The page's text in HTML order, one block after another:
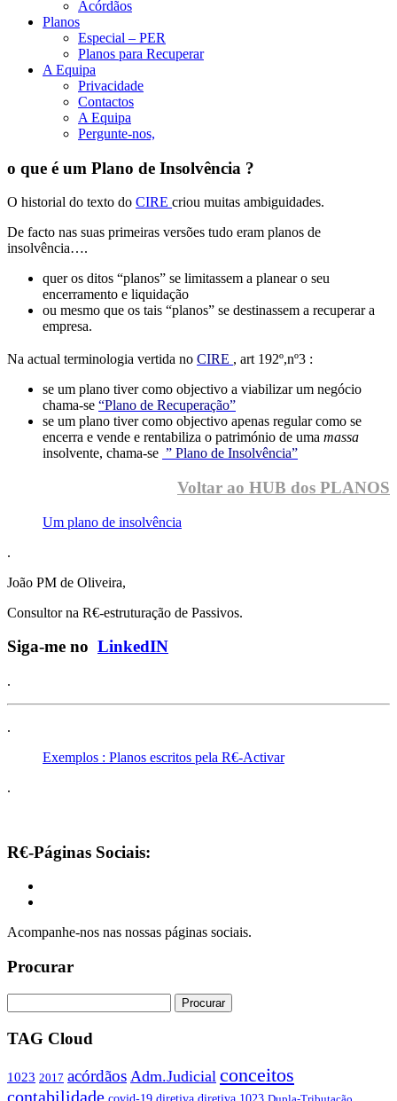
Acórdãos
Planos
Especial – PER
Planos para Recuperar
A Equipa
Privacidade
Contactos
A Equipa
Pergunte-nos,
o que é um Plano de Insolvência ?
O historial do texto do CIRE criou muitas ambiguidades.
De facto nas suas primeiras versões tudo eram planos de
insolvência….
quer os ditos “planos” se limitassem a planear o seu
encerramento e liquidação
ou mesmo que os tais “planos” se destinassem a recuperar a
empresa.
Na actual terminologia vertida no CIRE , art 192º,nº3 :
se um plano tiver como objectivo a viabilizar um negócio
chama-se “Plano de Recuperação”
se um plano tiver como objectivo apenas regular como se
encerra e vende e rentabiliza o património de uma massa
insolvente, chama-se ” Plano de Insolvência”
Voltar ao HUB dos PLANOS
Um plano de insolvência
.
João PM de Oliveira,
Consultor na R€-estruturação de Passivos.
Siga-me no LinkedIN
.
.
Exemplos : Planos escritos pela R€-Activar
.
R€-Páginas Sociais:
Acompanhe-nos nas nossas páginas sociais.
Procurar
TAG Cloud
1023 2017 acórdãos Adm.Judicial conceitos
contabilidade